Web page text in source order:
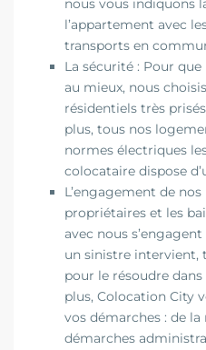
nous vous indiquons
l’appartement avec
transports en
La sécurité : Pour
au mieux, nous
résidentiels très
plus, tous nos
normes électriques
colocataire dispose
L’engagement de
propriétaires et les
avec nous
un sinistre
pour le résoudre
plus, Colocation City
vos démarches : de
démarches